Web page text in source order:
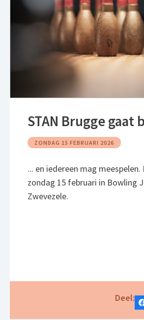
STAN Brugge gaat
ZONDAG 15 FEBRUARI 2026
... en iedereen mag
zondag 15 februari in Bowling
Zwevezele.
Deel: